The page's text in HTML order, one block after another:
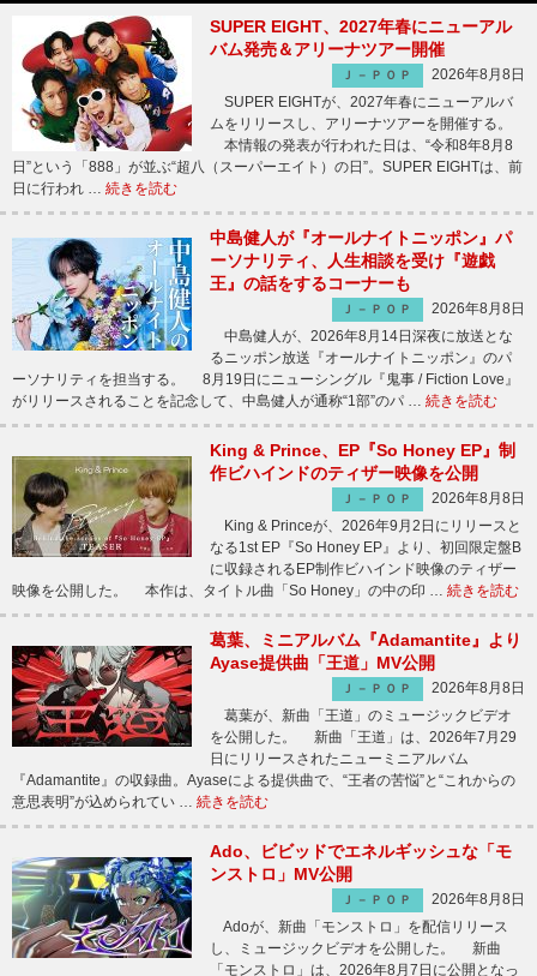
SUPER EIGHT、2027年春にニューアル
バム発売＆アリーナツアー開催
Ｊ－ＰＯＰ
2026年8月8日
SUPER EIGHTが、2027年春にニューアルバ
ムをリリースし、アリーナツアーを開催する。
本情報の発表が行われた日は、“令和8年8月8
日”という「888」が並ぶ“超八（スーパーエイト）の日”。SUPER EIGHTは、前
日に行われ … 続きを読む
中島健人が『オールナイトニッポン』パ
ーソナリティ、人生相談を受け『遊戯
王』の話をするコーナーも
Ｊ－ＰＯＰ
2026年8月8日
中島健人が、2026年8月14日深夜に放送とな
るニッポン放送『オールナイトニッポン』のパ
ーソナリティを担当する。 8月19日にニューシングル『鬼事 / Fiction Love』
がリリースされることを記念して、中島健人が通称“1部”のパ … 続きを読む
King & Prince、EP『So Honey EP』制
作ビハインドのティザー映像を公開
Ｊ－ＰＯＰ
2026年8月8日
King & Princeが、2026年9月2日にリリースと
なる1st EP『So Honey EP』より、初回限定盤B
に収録されるEP制作ビハインド映像のティザー
映像を公開した。 本作は、タイトル曲「So Honey」の中の印 … 続きを読む
葛葉、ミニアルバム『Adamantite』より
Ayase提供曲「王道」MV公開
Ｊ－ＰＯＰ
2026年8月8日
葛葉が、新曲「王道」のミュージックビデオ
を公開した。 新曲「王道」は、2026年7月29
日にリリースされたニューミニアルバム
『Adamantite』の収録曲。Ayaseによる提供曲で、“王者の苦悩”と“これからの
意思表明”が込められてい … 続きを読む
Ado、ビビッドでエネルギッシュな「モ
ンストロ」MV公開
Ｊ－ＰＯＰ
2026年8月8日
Adoが、新曲「モンストロ」を配信リリース
し、ミュージックビデオを公開した。 新曲
「モンストロ」は、2026年8月7日に公開となっ